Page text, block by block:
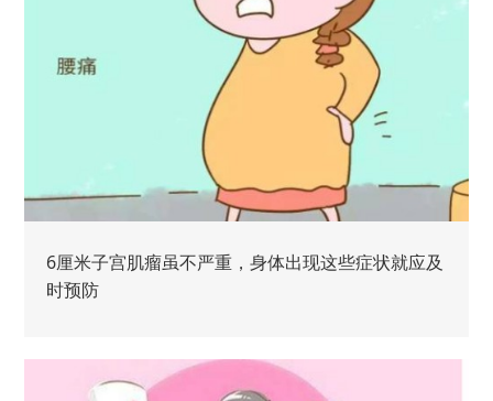
6厘米子宫肌瘤虽不严重，身体出现这些症状就应及
时预防